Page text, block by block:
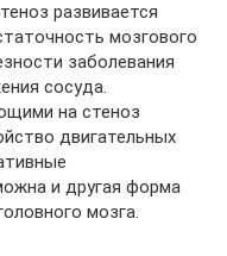
развивается
мозгового
заболевания
сосуда.
на стеноз
двигательных
и другая форма
мозга.